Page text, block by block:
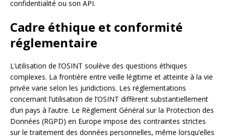
confidentialité ou son API.
Cadre éthique et conformité
réglementaire
L’utilisation de l’OSINT soulève des questions éthiques
complexes. La frontière entre veille légitime et atteinte à la vie
privée varie selon les juridictions. Les réglementations
concernant l’utilisation de l’OSINT diffèrent substantiellement
d’un pays à l’autre. Le Règlement Général sur la Protection des
Données (RGPD) en Europe impose des contraintes strictes
sur le traitement des données personnelles, même lorsqu’elles